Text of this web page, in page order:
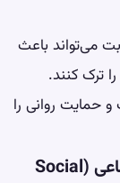
می‌تواند باعث
ترک کنند.
و حمایت روانی را
رقابت و عزت نفس: نظریه مقایسه اجتماعی (Social